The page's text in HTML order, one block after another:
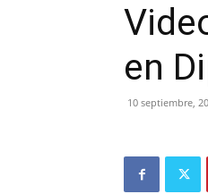
en
10 septiembre,